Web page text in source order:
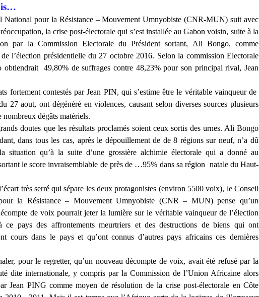
National pour la Résistance – Mouvement Umnyobiste (CNR-MUN) suit avec
la crise post-électorale qui s’est installée au Gabon voisin, suite à la
par la Commission Electorale du Président sortant, Ali Bongo, comme
l’élection présidentielle du 27 octobre 2016. Selon la commission Electorale
49,80% de suffrages contre 48,23% pour son principal rival, Jean
fortement contestés par Jean PIN, qui s’estime être le véritable vainqueur de
27 aout, ont dégénéré en violences, causant selon diverses sources plusieurs
nombreux dégâts matériels.
doutes que les résultats proclamés soient ceux sortis des urnes. Ali Bongo
dans tous les cas, après le dépouillement de de 8 régions sur neuf, n’a dû
situation qu’à la suite d’une grossière alchimie électorale qui a donné au
le score invraisemblable de près de …95% dans sa région natale du Haut-
très serré qui sépare les deux protagonistes (environ 5500 voix), le Conseil
la Résistance – Mouvement Umnyobiste (CNR – MUN) pense qu’un
de voix pourrait jeter la lumière sur le véritable vainqueur de l’élection
ce pays des affrontements meurtriers et des destructions de biens qui ont
cours dans le pays et qu’ont connus d’autres pays africains ces dernières
pour le regretter, qu’un nouveau décompte de voix, avait été refusé par la
dite internationale, y compris par la Commission de l’Union Africaine alors
Jean PING comme moyen de résolution de la crise post-électorale en Côte